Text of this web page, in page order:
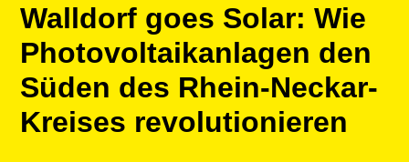
Walldorf goes Solar: Wie
Photovoltaikanlagen den
Süden des Rhein-Neckar-
Kreises revolutionieren